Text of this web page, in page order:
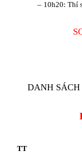
– 10h20: Thí
DANH SÁCH
TT